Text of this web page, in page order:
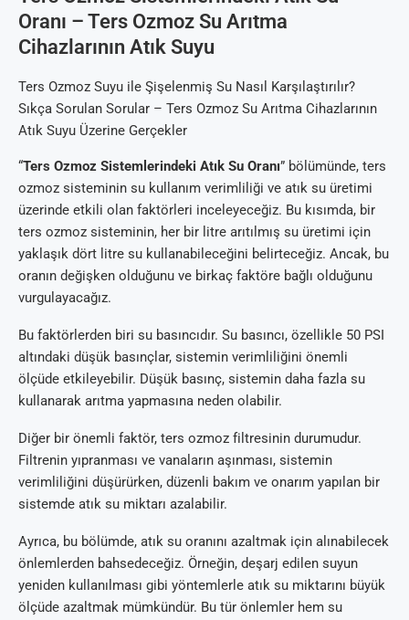
Oranı – Ters Ozmoz Su Arıtma
Cihazlarının Atık Suyu
Ters Ozmoz Suyu ile Şişelenmiş Su Nasıl Karşılaştırılır?
Sıkça Sorulan Sorular – Ters Ozmoz Su Arıtma Cihazlarının
Atık Suyu Üzerine Gerçekler
“Ters Ozmoz Sistemlerindeki Atık Su Oranı” bölümünde, ters
ozmoz sisteminin su kullanım verimliliği ve atık su üretimi
üzerinde etkili olan faktörleri inceleyeceğiz. Bu kısımda, bir
ters ozmoz sisteminin, her bir litre arıtılmış su üretimi için
yaklaşık dört litre su kullanabileceğini belirteceğiz. Ancak, bu
oranın değişken olduğunu ve birkaç faktöre bağlı olduğunu
vurgulayacağız.
Bu faktörlerden biri su basıncıdır. Su basıncı, özellikle 50 PSI
altındaki düşük basınçlar, sistemin verimliliğini önemli
ölçüde etkileyebilir. Düşük basınç, sistemin daha fazla su
kullanarak arıtma yapmasına neden olabilir.
Diğer bir önemli faktör, ters ozmoz filtresinin durumudur.
Filtrenin yıpranması ve vanaların aşınması, sistemin
verimliliğini düşürürken, düzenli bakım ve onarım yapılan bir
sistemde atık su miktarı azalabilir.
Ayrıca, bu bölümde, atık su oranını azaltmak için alınabilecek
önlemlerden bahsedeceğiz. Örneğin, deşarj edilen suyun
yeniden kullanılması gibi yöntemlerle atık su miktarını büyük
ölçüde azaltmak mümkündür. Bu tür önlemler hem su